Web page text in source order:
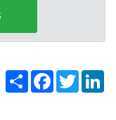
Share Facebook
Twitter